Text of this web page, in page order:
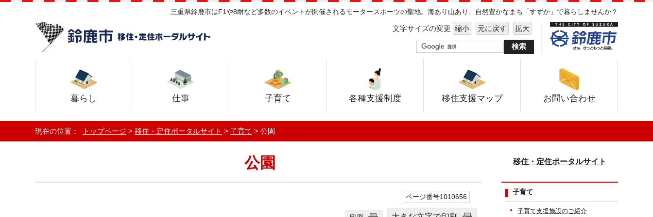
三重県鈴鹿市はF1や8耐など多数のイベントが開催されるモータースポーツの聖地。海あり山あり、自然豊かなまち「すずか」で暮らしませんか？
文字サイズの変更 縮小 元に戻す 拡大
暮らし 仕事 子育て 各種支援制度 移住支援マップ お問い合わせ
現在の位置： トップページ > 移住・定住ポータルサイト > 子育て > 公園
公園
ページ番号1010656
移住・定住ポータルサイト
子育て
子育て支援施設のご紹介